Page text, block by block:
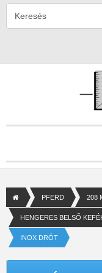
PFERD 208
HENGERES BELSŐ
INOX DRÓT